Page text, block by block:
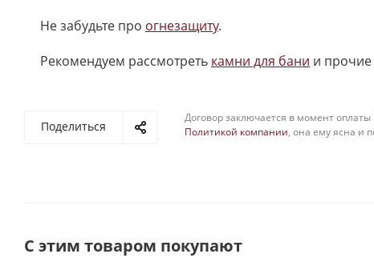
Не забудьте про огнезащиту.
Рекомендуем рассмотреть камни для бани и прочие
Поделиться
Договор заключается в момент
Политикой компании, она ему ясна и
С этим товаром покупают